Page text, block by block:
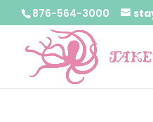
876-564-3000